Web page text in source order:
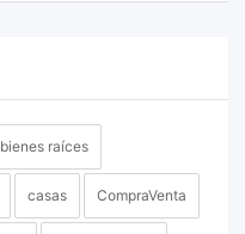
bienes raíces
casas CompraVenta